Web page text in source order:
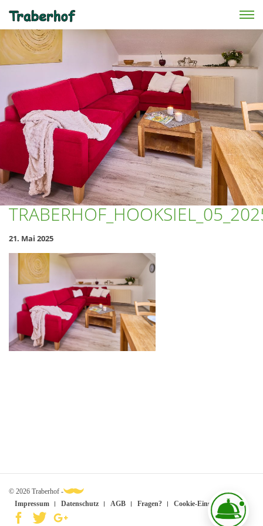
Skip to main content
21. Mai 2025
© 2026 Traberhof -
Impressum
Datenschutz AGB Fragen? Cookie-Einstellungen